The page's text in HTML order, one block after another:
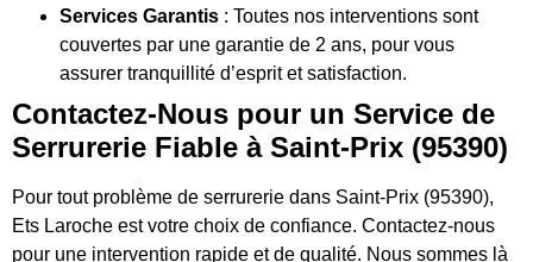
Services Garantis : Toutes nos interventions sont
couvertes par une garantie de 2 ans, pour vous
assurer tranquillité d’esprit et satisfaction.
Contactez-Nous pour un Service de
Serrurerie Fiable à Saint-Prix (95390)
Pour tout problème de serrurerie dans Saint-Prix (95390),
Ets Laroche est votre choix de confiance. Contactez-nous
pour une intervention rapide et de qualité. Nous sommes là